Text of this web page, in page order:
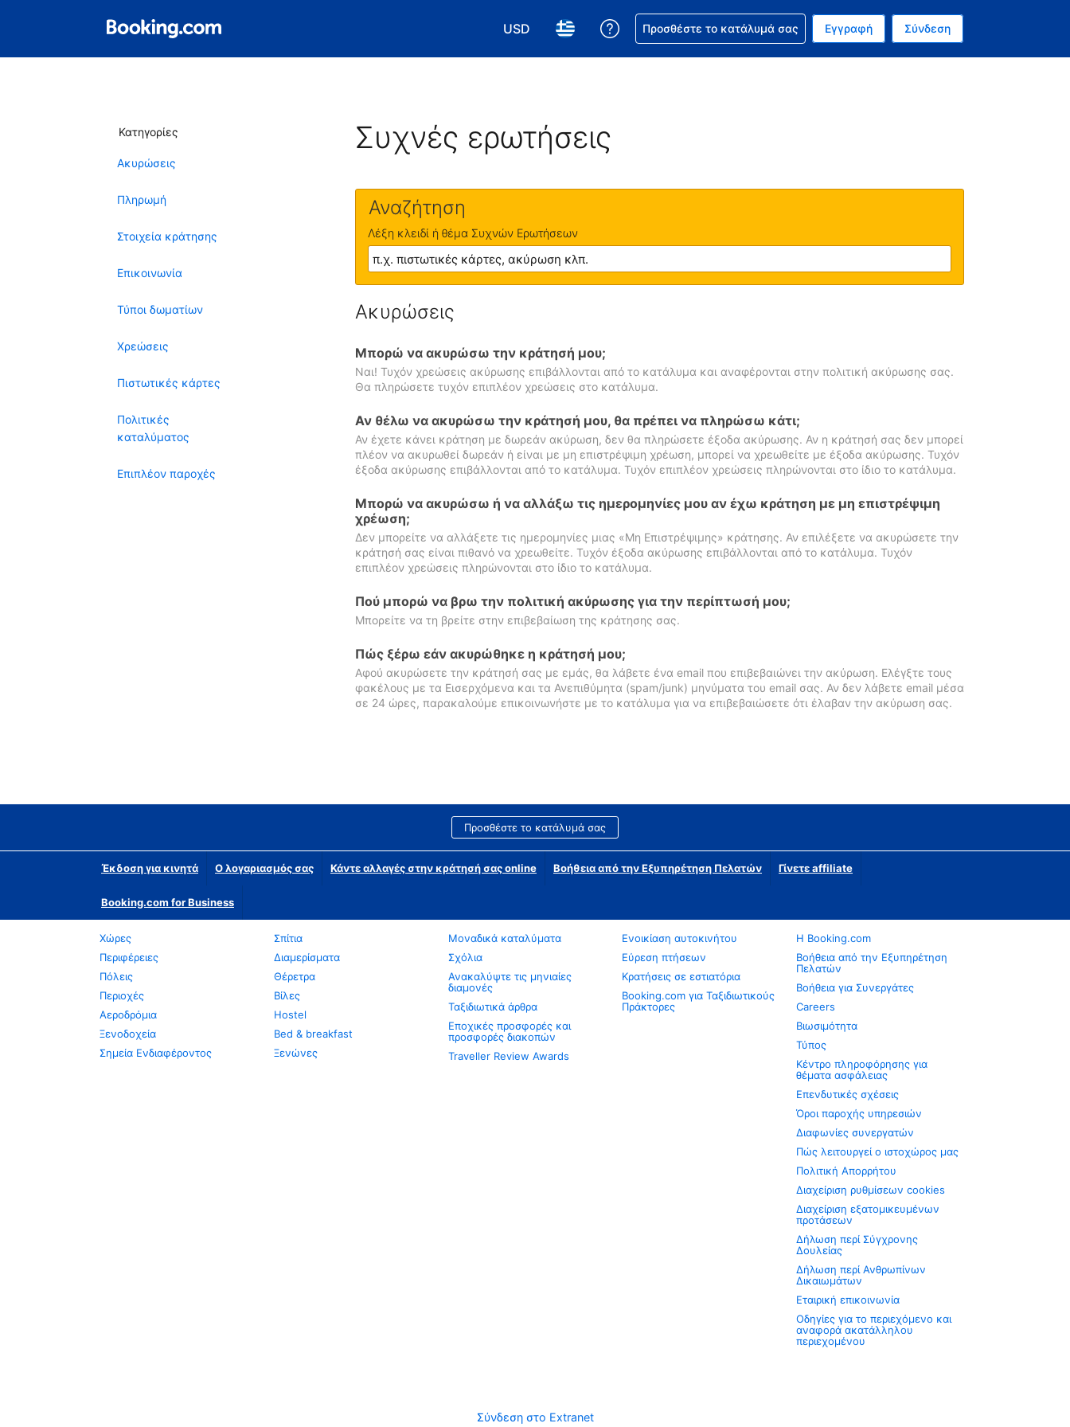
USD
Επιλέξτε το νόμισμά σας. Το τωρινό σας νόμισμα είναι Δολάριο Η.Π.Α.
Επιλέξτε τη γλώσσα σας. Η τωρινή σας γλώσσα είναι τα Ελληνικά
Βοήθεια για την κράτησή σας
Προσθέστε το κατάλυμά σας Εγγραφή Σύνδεση
Κατηγορίες
Ακυρώσεις
Πληρωμή
Στοιχεία κράτησης
Επικοινωνία
Τύποι δωματίων
Χρεώσεις
Πιστωτικές κάρτες
Πολιτικές
καταλύματος
Επιπλέον παροχές
Συχνές ερωτήσεις
Αναζήτηση
Λέξη κλειδί ή θέμα Συχνών Ερωτήσεων
Ακυρώσεις
Μπορώ να ακυρώσω την κράτησή μου;
Ναι! Τυχόν χρεώσεις ακύρωσης επιβάλλονται από το κατάλυμα και αναφέρονται στην πολιτική ακύρωσης σας.
Θα πληρώσετε τυχόν επιπλέον χρεώσεις στο κατάλυμα.
Αν θέλω να ακυρώσω την κράτησή μου, θα πρέπει να πληρώσω κάτι;
Αν έχετε κάνει κράτηση με δωρεάν ακύρωση, δεν θα πληρώσετε έξοδα ακύρωσης. Αν η κράτησή σας δεν μπορεί
πλέον να ακυρωθεί δωρεάν ή είναι με μη επιστρέψιμη χρέωση, μπορεί να χρεωθείτε με έξοδα ακύρωσης. Τυχόν
έξοδα ακύρωσης επιβάλλονται από το κατάλυμα. Τυχόν επιπλέον χρεώσεις πληρώνονται στο ίδιο το κατάλυμα.
Μπορώ να ακυρώσω ή να αλλάξω τις ημερομηνίες μου αν έχω κράτηση με μη επιστρέψιμη
χρέωση;
Δεν μπορείτε να αλλάξετε τις ημερομηνίες μιας «Μη Επιστρέψιμης» κράτησης. Αν επιλέξετε να ακυρώσετε την
κράτησή σας είναι πιθανό να χρεωθείτε. Τυχόν έξοδα ακύρωσης επιβάλλονται από το κατάλυμα. Τυχόν
επιπλέον χρεώσεις πληρώνονται στο ίδιο το κατάλυμα.
Πού μπορώ να βρω την πολιτική ακύρωσης για την περίπτωσή μου;
Μπορείτε να τη βρείτε στην επιβεβαίωση της κράτησης σας.
Πώς ξέρω εάν ακυρώθηκε η κράτησή μου;
Αφού ακυρώσετε την κράτησή σας με εμάς, θα λάβετε ένα email που επιβεβαιώνει την ακύρωση. Ελέγξτε τους
φακέλους με τα Εισερχόμενα και τα Ανεπιθύμητα (spam/junk) μηνύματα του email σας. Αν δεν λάβετε email μέσα
σε 24 ώρες, παρακαλούμε επικοινωνήστε με το κατάλυμα για να επιβεβαιώσετε ότι έλαβαν την ακύρωση σας.
Προσθέστε το κατάλυμά σας
Έκδοση για κινητά Ο λογαριασμός σας Κάντε αλλαγές στην κράτησή σας online Βοήθεια από την Εξυπηρέτηση Πελατών Γίνετε affiliate
Booking.com for Business
Χώρες
Περιφέρειες
Πόλεις
Περιοχές
Αεροδρόμια
Ξενοδοχεία
Σημεία Ενδιαφέροντος
Σπίτια
Διαμερίσματα
Θέρετρα
Βίλες
Hostel
Bed & breakfast
Ξενώνες
Μοναδικά καταλύματα
Σχόλια
Ανακαλύψτε τις μηνιαίες
διαμονές
Ταξιδιωτικά άρθρα
Εποχικές προσφορές και
προσφορές διακοπών
Traveller Review Awards
Ενοικίαση αυτοκινήτου
Εύρεση πτήσεων
Κρατήσεις σε εστιατόρια
Booking.com για Ταξιδιωτικούς
Πράκτορες
Η Booking.com
Βοήθεια από την Εξυπηρέτηση
Πελατών
Βοήθεια για Συνεργάτες
Careers
Βιωσιμότητα
Τύπος
Κέντρο πληροφόρησης για
θέματα ασφάλειας
Επενδυτικές σχέσεις
Όροι παροχής υπηρεσιών
Διαφωνίες συνεργατών
Πώς λειτουργεί ο ιστοχώρος μας
Πολιτική Απορρήτου
Διαχείριση ρυθμίσεων cookies
Διαχείριση εξατομικευμένων
προτάσεων
Δήλωση περί Σύγχρονης
Δουλείας
Δήλωση περί Ανθρωπίνων
Δικαιωμάτων
Εταιρική επικοινωνία
Οδηγίες για το περιεχόμενο και
αναφορά ακατάλληλου
περιεχομένου
Σύνδεση στο Extranet